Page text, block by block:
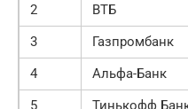
2
ВТБ
3
Газпромбанк
4
Альфа-Банк
5
Тинькофф